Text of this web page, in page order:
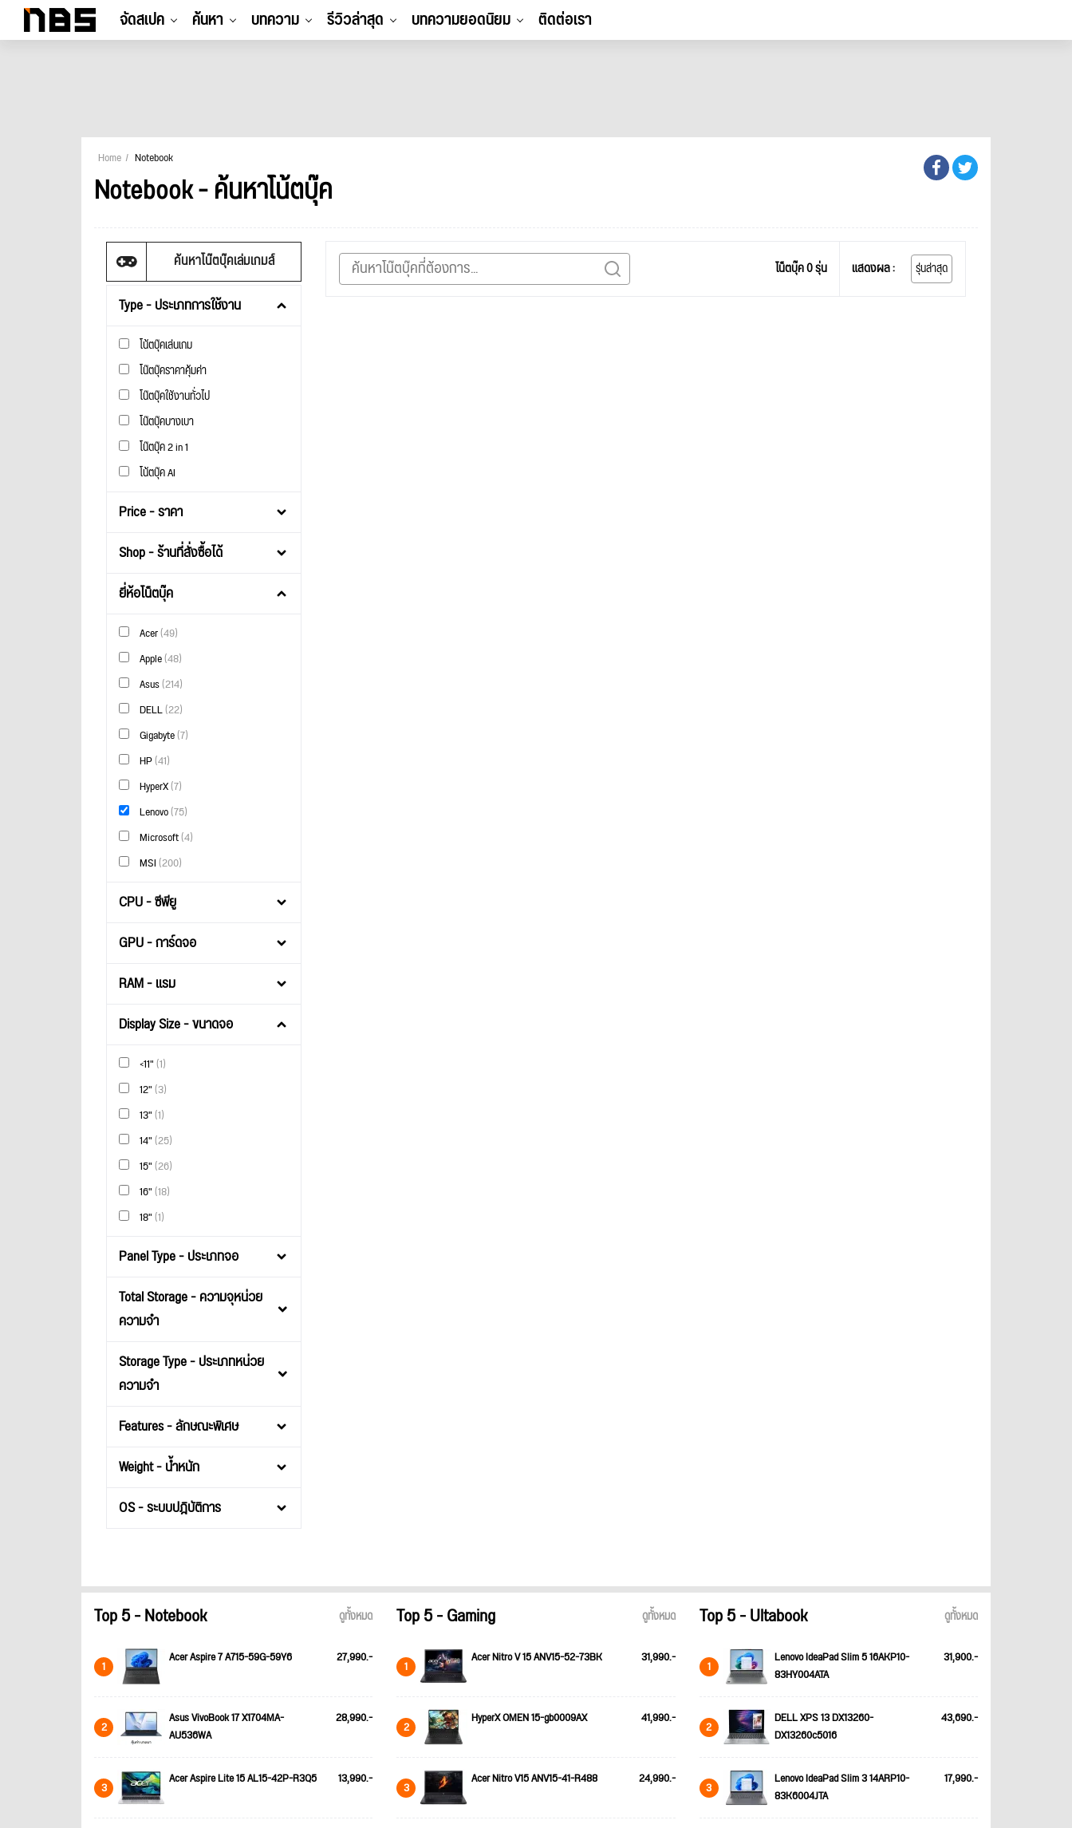
จัดสเปค ค้นหา บทความ รีวิวล่าสุด บทความยอดนิยม ติดต่อเรา
Home Notebook
Notebook - ค้นหาโน้ตบุ๊ค
ค้นหาโน๊ตบุ๊คเล่มเกมส์
Type - ประเภทการใช้งาน
โน้ตบุ๊คเล่นเกม
โน๊ตบุ๊คราคาคุ้มค่า
โน๊ตบุ๊คใช้งานทั่วไป
โน๊ตบุ๊คบางเบา
โน๊ตบุ๊ค 2 in 1
โน้ตบุ๊ค AI
Price - ราคา
Shop - ร้านที่สั่งซื้อได้
ยี่ห้อโน็ตบุ๊ค
Acer(49)
Apple(48)
Asus(214)
DELL(22)
Gigabyte(7)
HP(41)
HyperX(7)
Lenovo(75)
Microsoft(4)
MSI(200)
CPU - ซีพียู
GPU - การ์ดจอ
RAM - แรม
Display Size - ขนาดจอ
<11"(1)
12"(3)
13"(1)
14"(25)
15"(26)
16"(18)
18"(1)
Panel Type - ประเภทจอ
Total Storage - ความจุหน่วย
ความจำ
Storage Type - ประเภทหน่วย
ความจำ
Features - ลักษณะพิเศษ
Weight - น้ำหนัก
OS - ระบบปฎิบัติการ
โน็ตบุ๊ค 0 รุ่น แสดงผล : รุ่นล่าสุด
Top 5 - Notebook ดูทั้งหมด
1 Acer Aspire 7 A715-59G-59Y6 27,990.-
2
Asus VivoBook 17 X1704MA-
AU536WA
28,990.-
3 Acer Aspire Lite 15 AL15-42P-R3Q5 13,990.-
Top 5 - Gaming ดูทั้งหมด
1 Acer Nitro V 15 ANV15-52-73BK 31,990.-
2 HyperX OMEN 15-gb0009AX 41,990.-
3 Acer Nitro V15 ANV15-41-R488 24,990.-
Top 5 - Ultabook ดูทั้งหมด
1
Lenovo IdeaPad Slim 5 16AKP10-
83HY004ATA
31,900.-
2
DELL XPS 13 DX13260-
DX13260c5016
43,690.-
3
Lenovo IdeaPad Slim 3 14ARP10-
83K6004JTA
17,990.-